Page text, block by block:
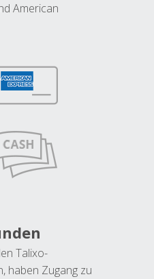
American
Talixo-
haben Zugang zu